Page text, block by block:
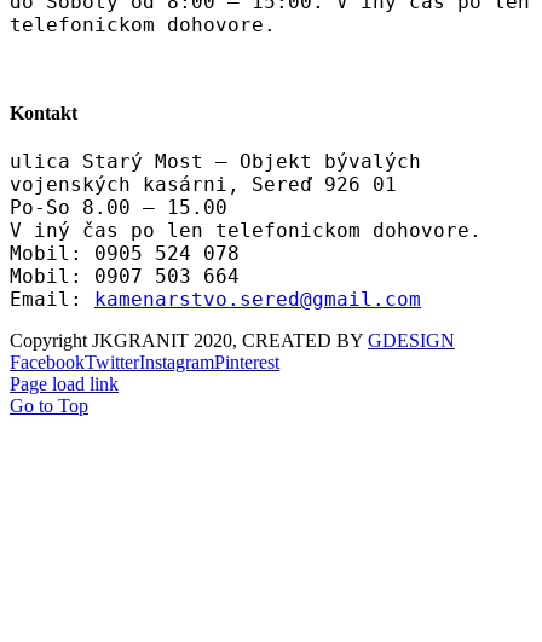
telefonickom dohovore.
Kontakt
ulica Starý Most – Objekt bývalých
vojenských kasárni, Sereď 926 01
Po-So 8.00 – 15.00
V iný čas po len telefonickom dohovore.
Mobil: 0905 524 078
Mobil: 0907 503 664
Email: kamenarstvo.sered@gmail.com
Copyright JKGRANIT 2020, CREATED BY GDESIGN
FacebookTwitterInstagramPinterest
Page load link
Go to Top